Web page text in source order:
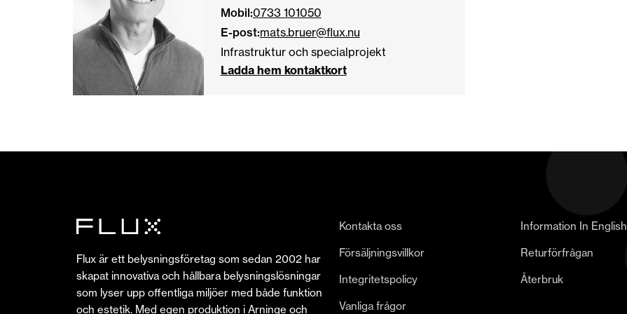
Mobil:0733 101050
E-post:mats.bruer@flux.nu
Infrastruktur och specialprojekt
Ladda hem kontaktkort
Flux är ett belysningsföretag som sedan 2002 har
skapat innovativa och hållbara belysningslösningar
som lyser upp offentliga miljöer med både funktion
och estetik. Med egen produktion i Arninge och
Kontakta oss Information In English
Försäljningsvillkor
Returförfrågan
Integritetspolicy
Återbruk
Vanliga frågor